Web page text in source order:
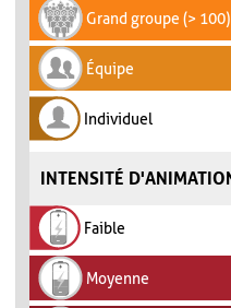
Grand groupe (> 100)
Équipe
Individuel
INTENSITÉ
Faible
Moyenne